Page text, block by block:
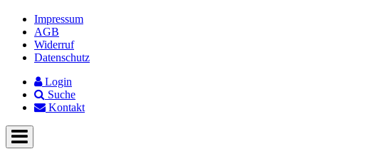
Impressum
AGB
Widerruf
Datenschutz
Login
Suche
Kontakt